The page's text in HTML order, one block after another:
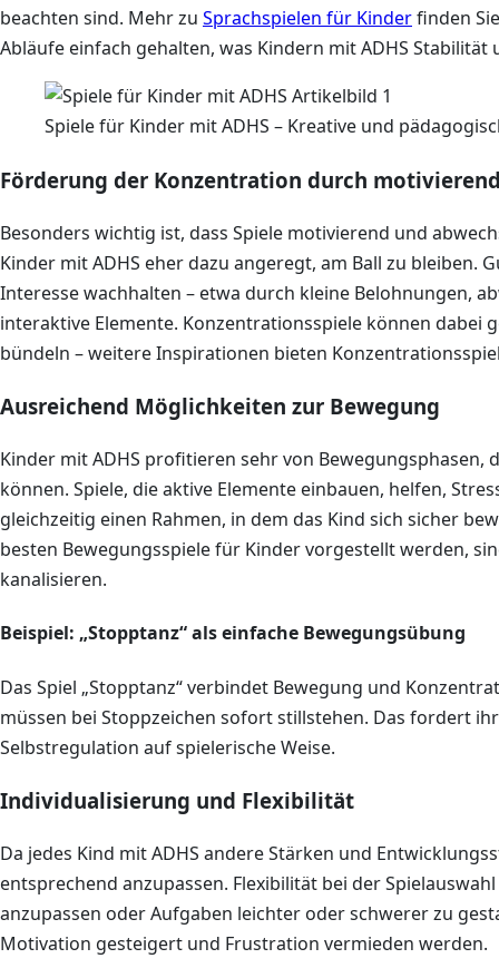
beachten sind. Mehr zu Sprachspielen für Kinderfinden
Abläufe einfach gehalten, was Kindern mit ADHS Stabilität
Spiele für Kinder mit ADHS – Kreative und
Förderung der Konzentration durch
Besonders wichtig ist, dass Spiele motivierend und
Kinder mit ADHS eher dazu angeregt, am Ball zu bleiben.
Interesse wachhalten – etwa durch kleine Belohnungen,
interaktive Elemente. Konzentrationsspiele können dabei
bündeln – weitere Inspirationen bieten
Ausreichend Möglichkeiten zur Bewegung
Kinder mit ADHS profitieren sehr von
können. Spiele, die aktive Elemente einbauen, helfen,
gleichzeitig einen Rahmen, in dem das Kind sich sicher
besten Bewegungsspiele für Kinder vorgestellt werden,
kanalisieren.
Beispiel: „Stopptanz“ als einfache Bewegungsübung
Das Spiel „Stopptanz“ verbindet Bewegung und
müssen bei Stoppzeichen sofort stillstehen. Das fordert
Selbstregulation auf spielerische Weise.
Individualisierung und Flexibilität
Da jedes Kind mit ADHS andere Stärken und
entsprechend anzupassen. Flexibilität bei der
anzupassen oder Aufgaben leichter oder schwerer zu
Motivation gesteigert und Frustration vermieden werden.